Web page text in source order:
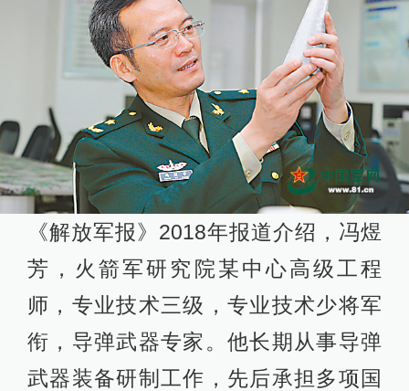
《解放军报》2018年报道介绍，冯煜
芳，火箭军研究院某中心高级工程
师，专业技术三级，专业技术少将军
衔，导弹武器专家。他长期从事导弹
武器装备研制工作，先后承担多项国